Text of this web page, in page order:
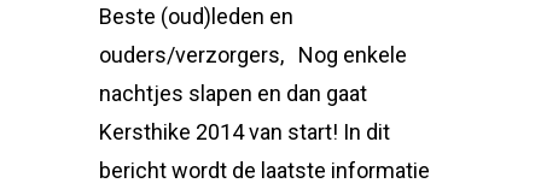
Beste (oud)leden en
ouders/verzorgers, Nog enkele
nachtjes slapen en dan gaat
Kersthike 2014 van start! In dit
bericht wordt de laatste informatie